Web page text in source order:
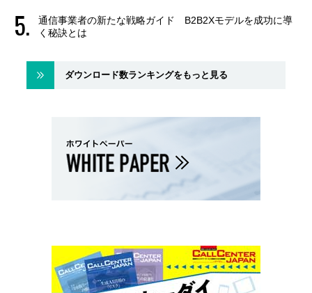
通信事業者の新たな戦略ガイド B2B2Xモデルを成功に導
く秘訣とは
ダウンロード数ランキングをもっと見る